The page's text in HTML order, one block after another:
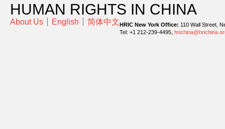
HUMAN RIGHTS IN CHINA
About Us English 简体中文HRIC New York Office: 110 Wall Street,
Tel: +1 212-239-4495,